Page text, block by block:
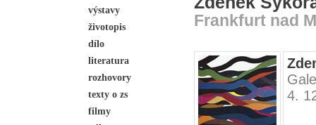
výstavy
životopis
dílo
literatura
rozhovory
texty o zs
filmy
Frankfurt nad
4.